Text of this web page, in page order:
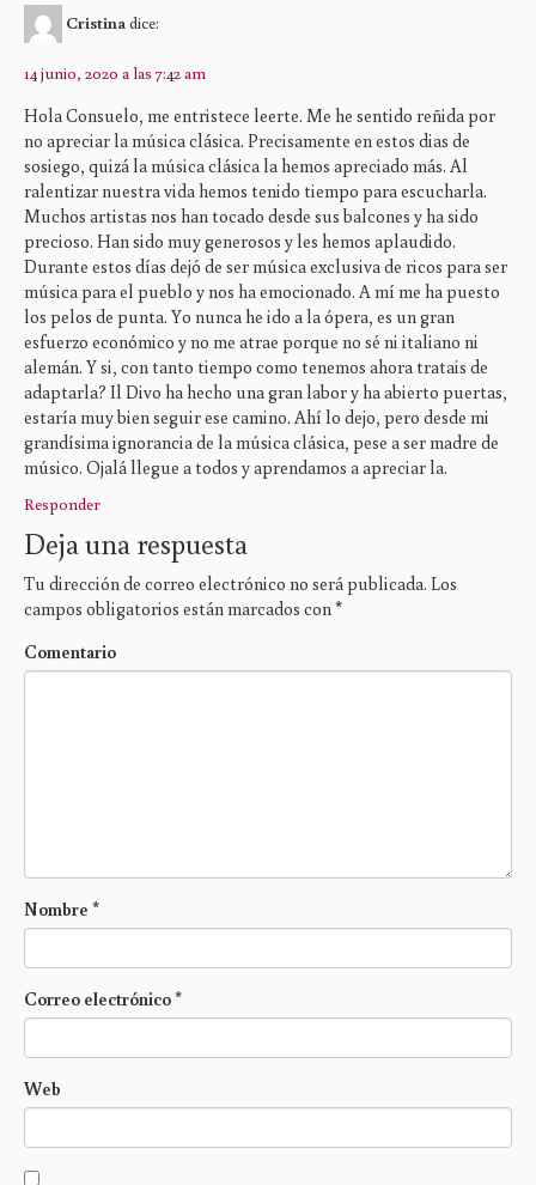
Cristina dice:
14 junio, 2020 a las 7:42 am
Hola Consuelo, me entristece leerte. Me he sentido reñida por
no apreciar la música clásica. Precisamente en estos dias de
sosiego, quizá la música clásica la hemos apreciado más. Al
ralentizar nuestra vida hemos tenido tiempo para escucharla.
Muchos artistas nos han tocado desde sus balcones y ha sido
precioso. Han sido muy generosos y les hemos aplaudido.
Durante estos días dejó de ser música exclusiva de ricos para ser
música para el pueblo y nos ha emocionado. A mí me ha puesto
los pelos de punta. Yo nunca he ido a la ópera, es un gran
esfuerzo económico y no me atrae porque no sé ni italiano ni
alemán. Y si, con tanto tiempo como tenemos ahora tratais de
adaptarla? Il Divo ha hecho una gran labor y ha abierto puertas,
estaría muy bien seguir ese camino. Ahí lo dejo, pero desde mi
grandísima ignorancia de la música clásica, pese a ser madre de
músico. Ojalá llegue a todos y aprendamos a apreciar la.
Responder
Deja una respuesta
Tu dirección de correo electrónico no será publicada. Los
campos obligatorios están marcados con *
Comentario
Nombre *
Correo electrónico*
Web